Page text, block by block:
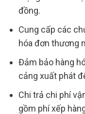
đồng.
Cung cấp các
hóa đơn thương
Đảm bảo hàng
cảng xuất phát
Chi trả chi phí
gồm phí xếp